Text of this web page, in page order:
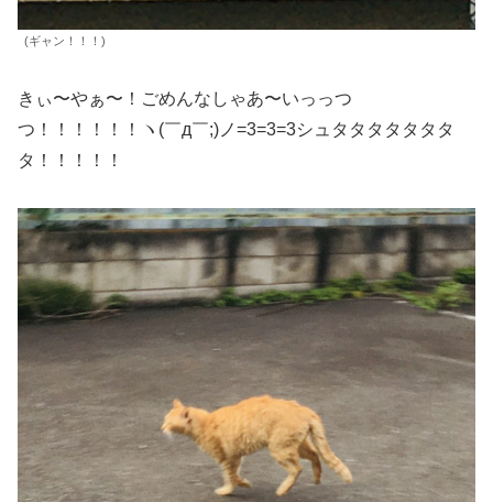
(ギャン！！！)
きぃ〜やぁ〜！ごめんなしゃあ〜いっっつ
つ！！！！！！ヽ(￣д￣;)ノ=3=3=3シュタタタタタタタ
タ！！！！！